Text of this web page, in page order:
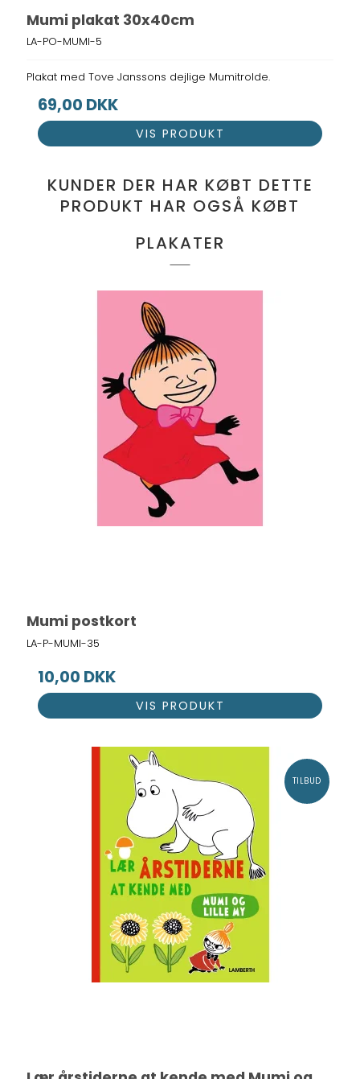
Mumi plakat 30x40cm
LA-PO-MUMI-5
Plakat med Tove Janssons dejlige Mumitrolde.
69,00 DKK
VIS PRODUKT
KUNDER DER HAR KØBT DETTE
PRODUKT HAR OGSÅ KØBT
PLAKATER
Mumi postkort
LA-P-MUMI-35
10,00 DKK
VIS PRODUKT
TILBUD